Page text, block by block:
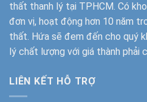
thất thanh lý tại TPHCM. Có
đơn vị, hoạt động hơn 10 năm
thất. Hứa sẽ đem đến cho quý
lý chất lượng với giá thành phải
LIÊN KẾT HỖ TRỢ